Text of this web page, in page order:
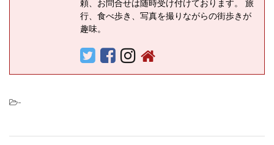
頼、お問合せは随時受け付けております。 旅
行、食べ歩き、写真を撮りながらの街歩きが
趣味。
-